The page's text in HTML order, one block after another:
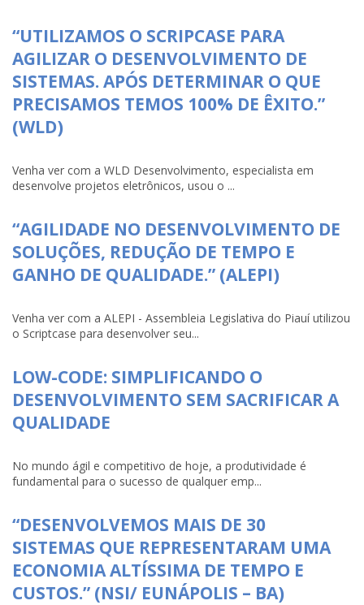
“UTILIZAMOS O SCRIPCASE PARA
AGILIZAR O DESENVOLVIMENTO DE
SISTEMAS. APÓS DETERMINAR O QUE
PRECISAMOS TEMOS 100% DE ÊXITO.”
(WLD)
Venha ver com a WLD Desenvolvimento, especialista em
desenvolve projetos eletrônicos, usou o ...
“AGILIDADE NO DESENVOLVIMENTO DE
SOLUÇÕES, REDUÇÃO DE TEMPO E
GANHO DE QUALIDADE.” (ALEPI)
Venha ver com a ALEPI - Assembleia Legislativa do Piauí utilizou
o Scriptcase para desenvolver seu...
LOW-CODE: SIMPLIFICANDO O
DESENVOLVIMENTO SEM SACRIFICAR A
QUALIDADE
No mundo ágil e competitivo de hoje, a produtividade é
fundamental para o sucesso de qualquer emp...
“DESENVOLVEMOS MAIS DE 30
SISTEMAS QUE REPRESENTARAM UMA
ECONOMIA ALTÍSSIMA DE TEMPO E
CUSTOS.” (NSI/ EUNÁPOLIS – BA)